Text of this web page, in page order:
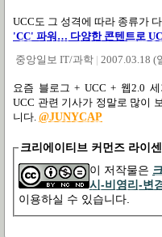
UCC도 그 성격에 따라 종류가
'CC' 파워… 다양한 콘텐트로
중앙일보 IT/과학 | 2007.03.18 (
요즘 블로그 + UCC + 웹2.0
UCC 관련 기사가 정말로 많이
니다. @JUNYCAP
크리에이티브 커먼즈 라이
이 저작물은
시-비영리-변
이용하실 수 있습니다.